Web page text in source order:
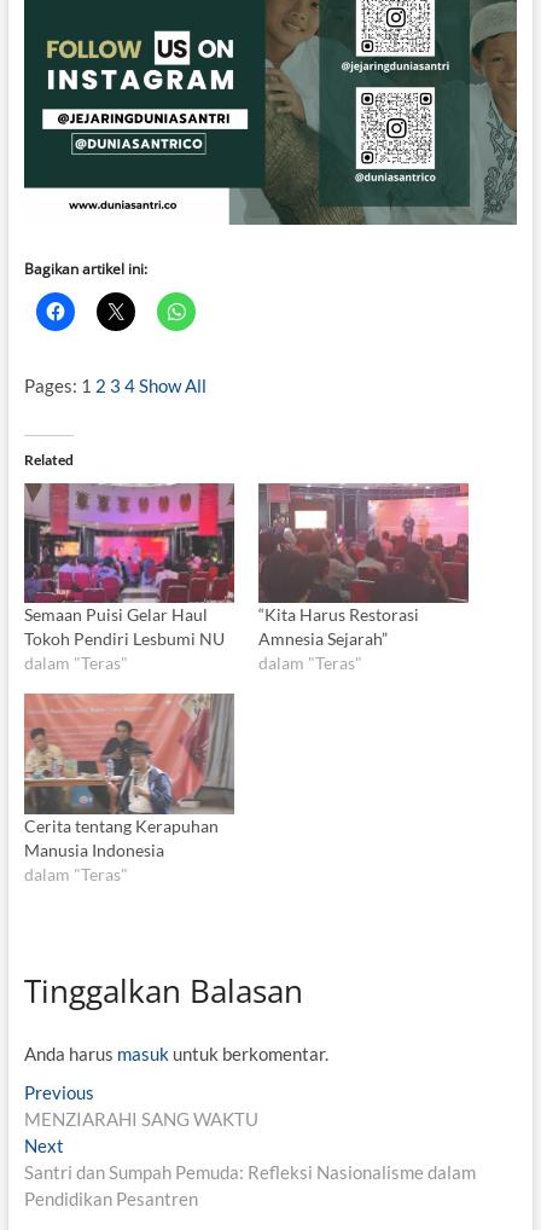
Bagikan artikel ini:
Pages: 1 2 3 4Show All
Related
Semaan Puisi Gelar Haul
Tokoh Pendiri Lesbumi NU
dalam "Teras"
“Kita Harus Restorasi
Amnesia Sejarah”
dalam "Teras"
Cerita tentang Kerapuhan
Manusia Indonesia
dalam "Teras"
Tinggalkan Balasan
Anda harus masukuntuk berkomentar.
N
a
v
i
Previous
r
v
i
MENZIARAHI SANG WAKTU
Next
e
x
Santri dan Sumpah Pemuda: Refleksi Nasionalisme dalam
Pendidikan Pesantren